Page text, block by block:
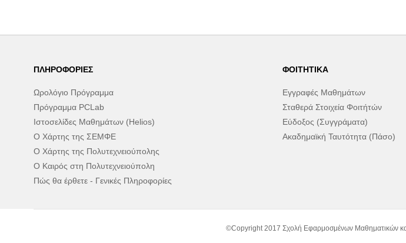
ΠΛΗΡΟΦΟΡΊΕΣ
Ωρολόγιο Πρόγραμμα
Πρόγραμμα PCLab
Ιστοσελίδες Μαθημάτων (Helios)
Ο Χάρτης της ΣΕΜΦΕ
Ο Χάρτης της Πολυτεχνειούπολης
Ο Καιρός στη Πολυτεχνειούπολη
Πώς θα έρθετε - Γενικές Πληροφορίες
ΦΟΙΤΗΤΙΚΆ
Εγγραφές Μαθημάτων
Σταθερά Στοιχεία Φοιτήτών
Εύδοξος (Συγγράματα)
Ακαδημαϊκή Ταυτότητα (Πάσο)
©Copyright 2017 Σχολή Εφαρμοσμένων Μαθηματικών